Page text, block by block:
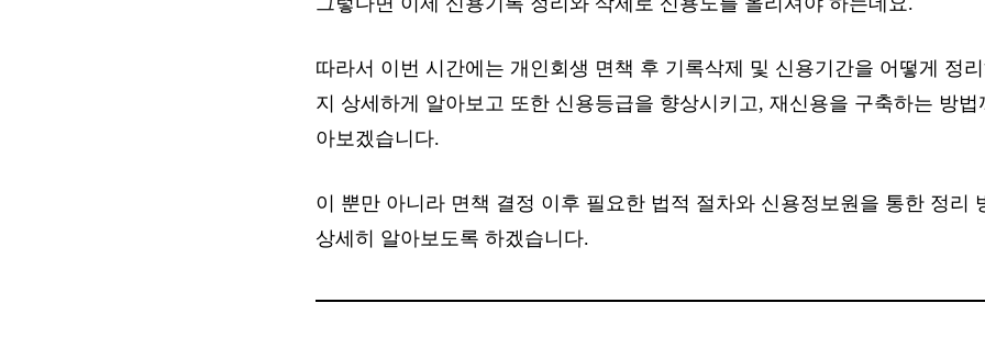
따라서 이번 시간에는 개인회생 면책 후 기록삭제 및 신용기간을 어떻게 정
지 상세하게 알아보고 또한 신용등급을 향상시키고, 재신용을 구축하는 방
아보겠습니다.
이 뿐만 아니라 면책 결정 이후 필요한 법적 절차와 신용정보원을 통한 정리
상세히 알아보도록 하겠습니다.